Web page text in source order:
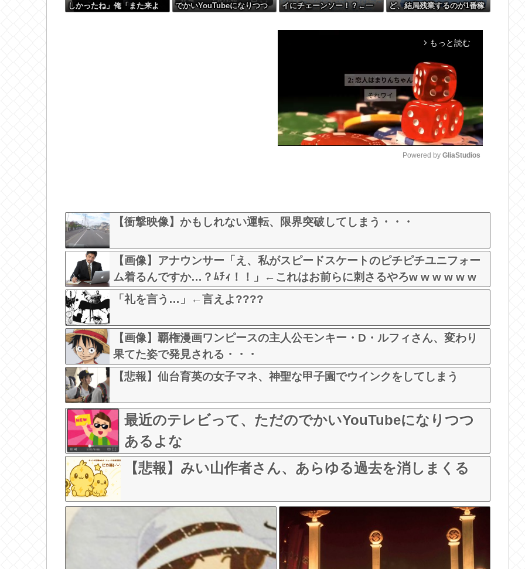
しかったね」俺「また来よ
でかいYouTubeになりつつ
イにチェーンソー！？←一
w w w w w w
ど、結局残業するのが1番稼
arrow_forward_ios もっと読む
Powered by GliaStudios
【衝撃映像】かもしれない運転、限界突破してしまう・・・
【画像】アナウンサー「え、私がスピードスケートのピチピチユニフォー
ム着るんですか…？ﾑﾁｨ！！」←これはお前らに刺さるやろw w w w w w
w w
「礼を言う…」←言えよ????
【画像】覇権漫画ワンピースの主人公モンキー・D・ルフィさん、変わり
果てた姿で発見される・・・
【悲報】仙台育英の女子マネ、神聖な甲子園でウインクをしてしまう
最近のテレビって、ただのでかいYouTubeになりつつ
あるよな
【悲報】みい山作者さん、あらゆる過去を消しまくる